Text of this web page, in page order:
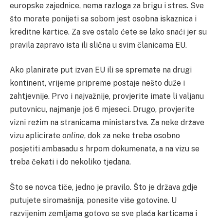
europske zajednice, nema razloga za brigu i stres. Sve
što morate ponijeti sa sobom jest osobna iskaznica i
kreditne kartice. Za sve ostalo ćete se lako snaći jer su
pravila zapravo ista ili slična u svim članicama EU.
Ako planirate put izvan EU ili se spremate na drugi
kontinent, vrijeme pripreme postaje nešto duže i
zahtjevnije. Prvo i najvažnije, provjerite imate li valjanu
putovnicu, najmanje još 6 mjeseci. Drugo, provjerite
vizni režim na stranicama ministarstva. Za neke države
vizu aplicirate online, dok za neke treba osobno
posjetiti ambasadu s hrpom dokumenata, a na vizu se
treba čekati i do nekoliko tjedana.
Što se novca tiče, jedno je pravilo. Što je država gdje
putujete siromašnija, ponesite više gotovine. U
razvijenim zemljama gotovo se sve plaća karticama i